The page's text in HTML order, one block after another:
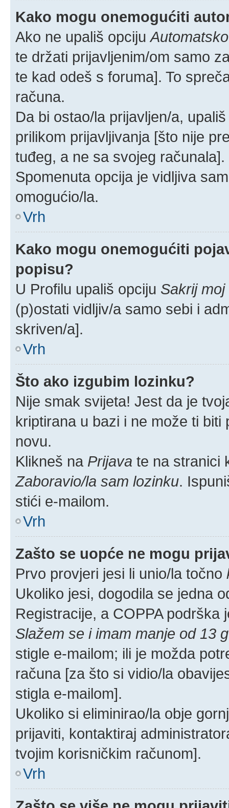
Kako mogu onemogućiti
Ako ne upališ opciju
te držati prijavljenim/om samo
te kad odeš s foruma]. To
računa.
Da bi ostao/la prijavljen/a,
prilikom prijavljivanja [što nije
tuđeg, a ne sa svojeg računala].
Spomenuta opcija je vidljiva
omogućio/la.
Vrh
Kako mogu onemogućiti
popisu?
U Profilu upališ opciju Sakrij
(p)ostati vidljiv/a samo sebi i
skriven/a].
Vrh
Što ako izgubim lozinku?
Nije smak svijeta! Jest da je
kriptirana u bazi i ne može ti
novu.
Klikneš na Prijava te na stranici
Zaboravio/la sam lozinku.
stići e-mailom.
Vrh
Zašto se uopće ne mogu
Prvo provjeri jesi li unio/la točno
Ukoliko jesi, dogodila se jedna
Registracije, a COPPA podrška
Slažem se i imam manje od 13
stigle e-mailom; ili je možda
računa [za što si vidio/la
stigla e-mailom].
Ukoliko si eliminirao/la obje
prijaviti, kontaktiraj
tvojim korisničkim računom].
Vrh